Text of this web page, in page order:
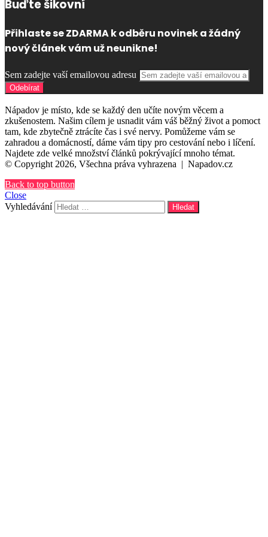
Buďte šikovní
Přihlaste se ZDARMA k odběru novinek a žádný
nový článek vám už neunikne!
Sem zadejte vaší emailovou adresu
Nápadov je místo, kde se každý den učíte novým věcem a
zkušenostem. Našim cílem je usnadit vám váš běžný život a pomoct
tam, kde zbytečně ztrácíte čas i své nervy. Pomůžeme vám se
zahradou a domácností, dáme vám tipy pro cestování nebo i líčení.
Najdete zde velké množství článků pokrývající mnoho témat.
© Copyright 2026, Všechna práva vyhrazena | Napadov.cz
Back to top button
Close
Vyhledávání